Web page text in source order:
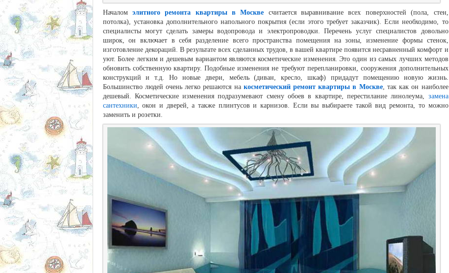
Началом элитного ремонта квартиры в Москве считается выравнивание всех поверхностей (пола, стен,
потолка), установка дополнительного напольного покрытия (если этого требует заказчик). Если необходимо, то
специалисты могут сделать замеры водопровода и электропроводки. Перечень услуг специалистов довольно
широк, он включает в себя разделение всего пространства помещения на зоны, изменение формы стенок,
изготовление декораций. В результате всех сделанных трудов, в вашей квартире появится несравненный комфорт и
уют. Более легким и дешевым вариантом являются косметические изменения. Это один из самых лучших методов
обновить собственную квартиру. Подобные изменения не требуют перепланировки, сооружения дополнительных
конструкций и т.д. Но новые двери, мебель (диван, кресло, шкаф) придадут помещению новую жизнь.
Большинство людей очень легко решаются на косметический ремонт квартиры в Москве, так как он наиболее
дешевый. Косметические изменения подразумевают смену обоев в квартире, перестилание линолеума, замена
сантехники, окон и дверей, а также плинтусов и карнизов. Если вы выбираете такой вид ремонта, то можно
заменить и розетки.